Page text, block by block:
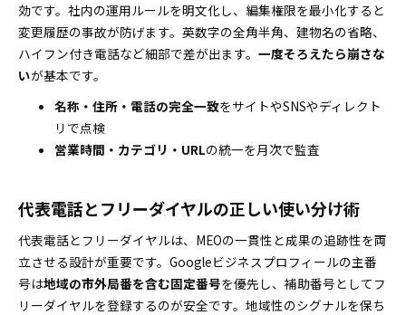
効です。社内の運用ルールを明文化し、編集権限を最小化すると
変更履歴の事故が防げます。英数字の全角半角、建物名の省略、
ハイフン付き電話など細部で差が出ます。 一度そろえたら崩さな
いが基本です。
名称・住所・電話の完全一致をサイトやSNSやディレクト
リで点検
営業時間・カテゴリ・URLの統一を月次で監査
代表電話とフリーダイヤルの正しい使い分け術
代表電話とフリーダイヤルは、MEOの一貫性と成果の追跡性を両
立させる設計が重要です。Googleビジネスプロフィールの主番
号は地域の市外局番を含む固定番号を優先し、補助番号としてフ
リーダイヤルを登録するのが安全です。地域性のシグナルを保ち